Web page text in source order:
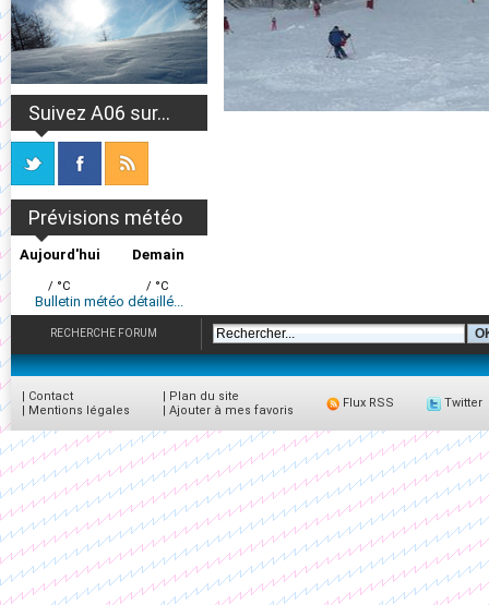
Suivez A06 sur...
Prévisions météo
Aujourd'hui
/ °C
Demain
/ °C
Bulletin météo détaillé...
RECHERCHE FORUM
| Contact
| Mentions légales
| Plan du site
| Ajouter à mes favoris
Flux RSS Twitter